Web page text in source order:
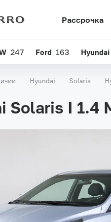
Рассрочка
247 Ford 163 Hyundai
Hyundai Solaris
Solaris I 1.4